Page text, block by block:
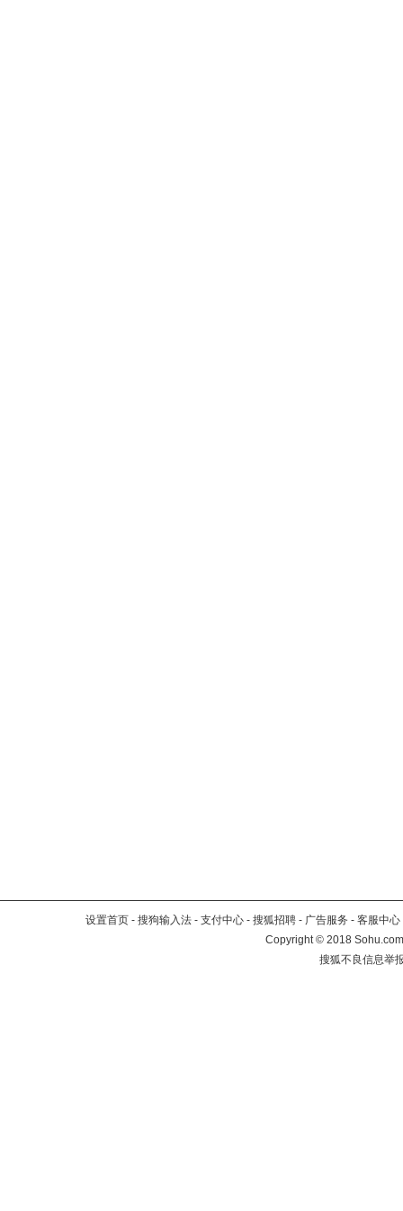
设置首页 - 搜狗输入法 - 支付中心 - 搜狐招聘 - 广告服务 - 客服中心
Copyright©2018
搜狐不良信息举